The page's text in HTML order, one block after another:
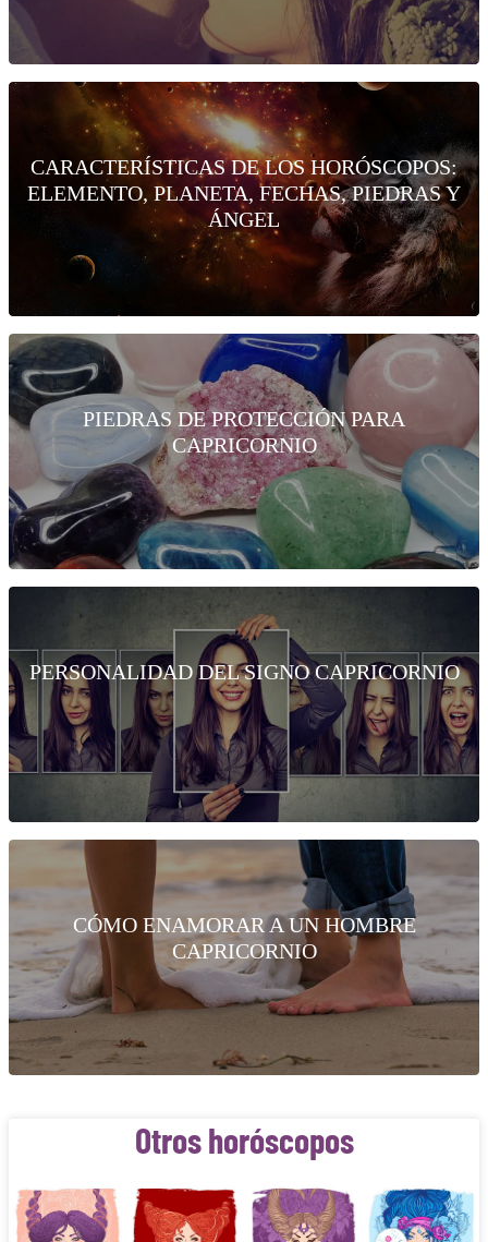
CARACTERÍSTICAS DE LOS HORÓSCOPOS:
ELEMENTO, PLANETA, FECHAS, PIEDRAS Y
ÁNGEL
PIEDRAS DE PROTECCIÓN PARA
CAPRICORNIO
PERSONALIDAD DEL SIGNO CAPRICORNIO
CÓMO ENAMORAR A UN HOMBRE
CAPRICORNIO
Otros horóscopos